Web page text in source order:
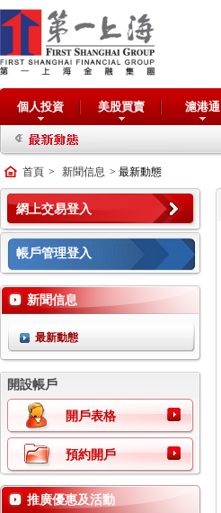
個人投資 美股買賣 滬港通
首頁 > 新聞信息 > 最新動態
網上交易登入
帳戶管理登入
新聞信息
最新動態
開設帳戶
開戶表格
預約開戶
推廣優惠及活動